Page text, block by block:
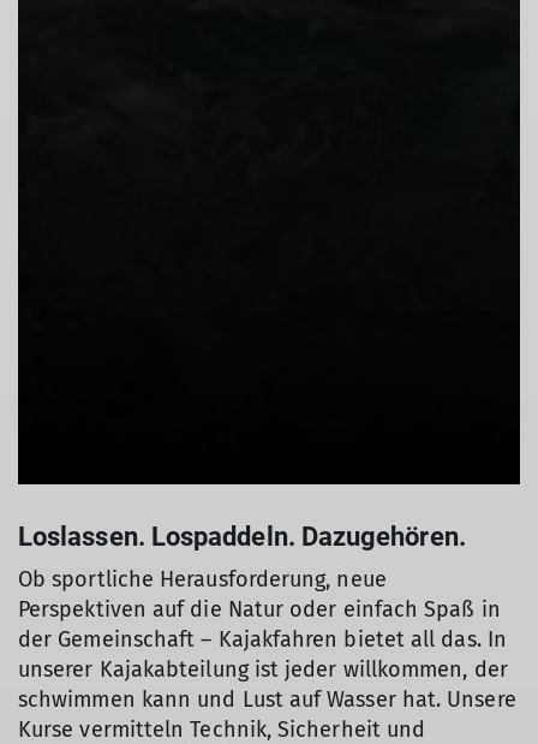
Loslassen. Lospaddeln. Dazugehören.
Ob sportliche Herausforderung, neue
Perspektiven auf die Natur oder einfach Spaß in
der Gemeinschaft – Kajakfahren bietet all das. In
unserer Kajakabteilung ist jeder willkommen, der
schwimmen kann und Lust auf Wasser hat. Unsere
Kurse vermitteln Technik, Sicherheit und